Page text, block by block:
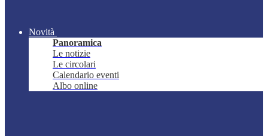
Novità
Panoramica
Le notizie
Le circolari
Calendario eventi
Albo online